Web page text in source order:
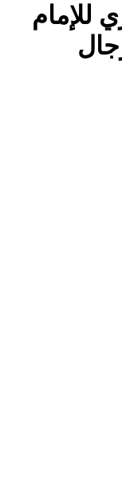
للإمام